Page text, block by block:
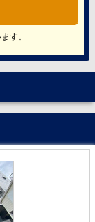
す。